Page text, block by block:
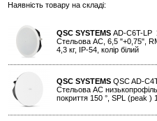
Наявність товару на складі:
QSC SYSTEMS AD-C6T-LP
Стельова АС, 6,5 "+0,75",
4,3 кг, IP-54, колір білий
QSC SYSTEMS QSC AD-
Стельова АС
покриття 150 °, SPL (peak )